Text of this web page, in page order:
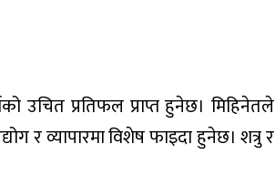
उचित प्रतिफल प्राप्त हुनेछ। मिहिनेतले
र व्यापारमा विशेष फाइदा हुनेछ। शत्रु र